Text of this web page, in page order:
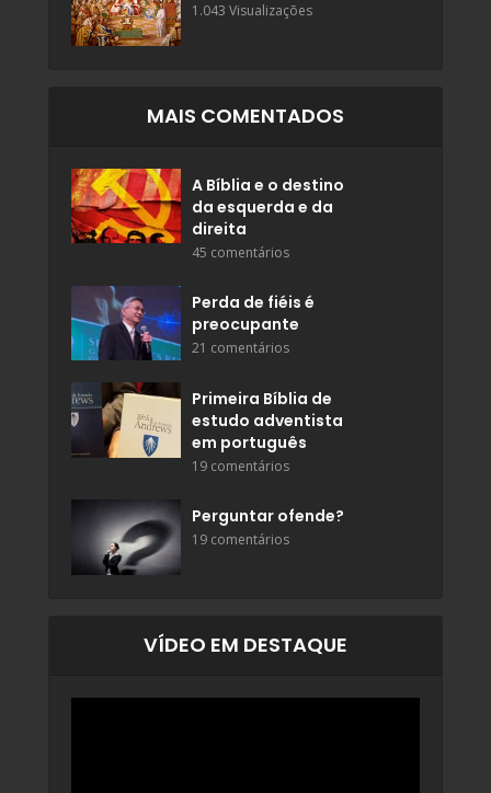
1.043 Visualizações
MAIS COMENTADOS
A Bíblia e o destino
da esquerda e da
direita
45 comentários
Perda de fiéis é
preocupante
21 comentários
Primeira Bíblia de
estudo adventista
em português
19 comentários
Perguntar ofende?
19 comentários
VÍDEO EM DESTAQUE